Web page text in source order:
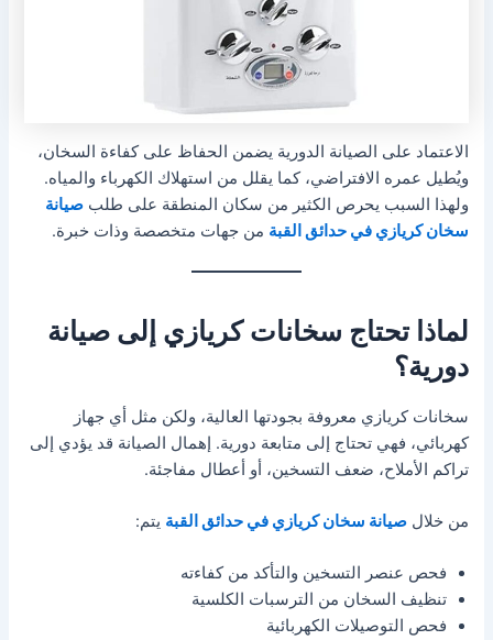
الاعتماد على الصيانة الدورية يضمن الحفاظ على كفاءة السخان،
ويُطيل عمره الافتراضي، كما يقلل من استهلاك الكهرباء والمياه.
ولهذا السبب يحرص الكثير من سكان المنطقة على طلبصيانة
سخان كريازي في حدائق القبة من جهات متخصصة وذات خبرة.
لماذا تحتاج سخانات كريازي إلى صيانة
دورية؟
سخانات كريازي معروفة بجودتها العالية، ولكن مثل أي جهاز
كهربائي، فهي تحتاج إلى متابعة دورية. إهمال الصيانة قد يؤدي إلى
تراكم الأملاح، ضعف التسخين، أو أعطال مفاجئة.
من خلالصيانة سخان كريازي في حدائق القبة يتم:
فحص عنصر التسخين والتأكد من كفاءته
تنظيف السخان من الترسبات الكلسية
فحص التوصيلات الكهربائية